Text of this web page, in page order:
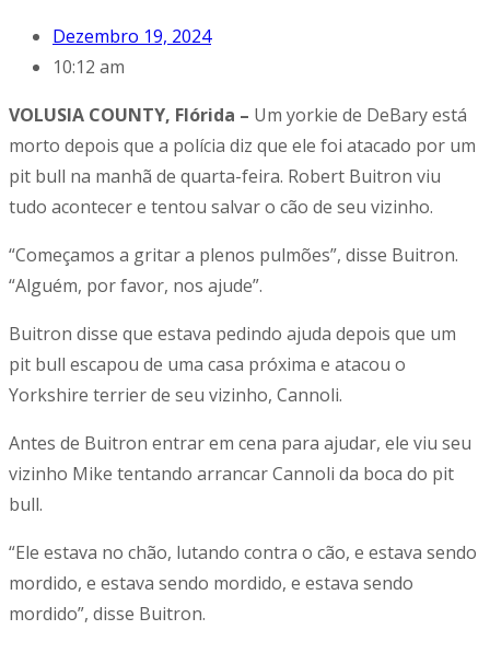
Dezembro 19, 2024
10:12 am
VOLUSIA COUNTY, Flórida – Um yorkie de DeBary está
morto depois que a polícia diz que ele foi atacado por um
pit bull na manhã de quarta-feira. Robert Buitron viu
tudo acontecer e tentou salvar o cão de seu vizinho.
“Começamos a gritar a plenos pulmões”, disse Buitron.
“Alguém, por favor, nos ajude”.
Buitron disse que estava pedindo ajuda depois que um
pit bull escapou de uma casa próxima e atacou o
Yorkshire terrier de seu vizinho, Cannoli.
Antes de Buitron entrar em cena para ajudar, ele viu seu
vizinho Mike tentando arrancar Cannoli da boca do pit
bull.
“Ele estava no chão, lutando contra o cão, e estava sendo
mordido, e estava sendo mordido, e estava sendo
mordido”, disse Buitron.